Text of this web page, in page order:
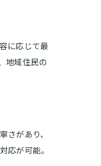
に応じて最
地域住民の
さがあり、
応が可能。